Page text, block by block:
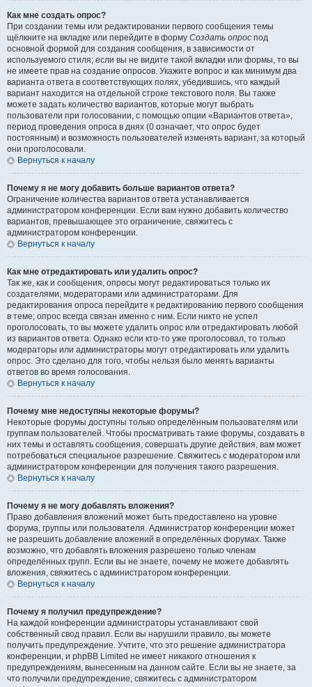
Как мне создать опрос?
При создании темы или редактировании первого сообщения темы
щёлкните на вкладке или перейдите в форму Создать опрос под
основной формой для создания сообщения, в зависимости от
используемого стиля; если вы не видите такой вкладки или формы, то вы
не имеете прав на создание опросов. Укажите вопрос и как минимум два
варианта ответа в соответствующих полях, убедившись, что каждый
вариант находится на отдельной строке текстового поля. Вы также
можете задать количество вариантов, которые могут выбрать
пользователи при голосовании, с помощью опции «Вариантов ответа»,
период проведения опроса в днях (0 означает, что опрос будет
постоянным) и возможность пользователей изменять вариант, за который
они проголосовали.
Вернуться к началу
Почему я не могу добавить больше вариантов ответа?
Ограничение количества вариантов ответа устанавливается
администратором конференции. Если вам нужно добавить количество
вариантов, превышающее это ограничение, свяжитесь с
администратором конференции.
Вернуться к началу
Как мне отредактировать или удалить опрос?
Так же, как и сообщения, опросы могут редактироваться только их
создателями, модераторами или администраторами. Для
редактирования опроса перейдите к редактированию первого сообщения
в теме; опрос всегда связан именно с ним. Если никто не успел
проголосовать, то вы можете удалить опрос или отредактировать любой
из вариантов ответа. Однако если кто-то уже проголосовал, то только
модераторы или администраторы могут отредактировать или удалить
опрос. Это сделано для того, чтобы нельзя было менять варианты
ответов во время голосования.
Вернуться к началу
Почему мне недоступны некоторые форумы?
Некоторые форумы доступны только определённым пользователям или
группам пользователей. Чтобы просматривать такие форумы, создавать в
них темы и оставлять сообщения, совершать другие действия, вам может
потребоваться специальное разрешение. Свяжитесь с модератором или
администратором конференции для получения такого разрешения.
Вернуться к началу
Почему я не могу добавлять вложения?
Право добавления вложений может быть предоставлено на уровне
форума, группы или пользователя. Администратор конференции может
не разрешить добавление вложений в определённых форумах. Также
возможно, что добавлять вложения разрешено только членам
определённых групп. Если вы не знаете, почему не можете добавлять
вложения, свяжитесь с администратором конференции.
Вернуться к началу
Почему я получил предупреждение?
На каждой конференции администраторы устанавливают свой
собственный свод правил. Если вы нарушили правило, вы можете
получить предупреждение. Учтите, что это решение администратора
конференции, и phpBB Limited не имеет никакого отношения к
предупреждениям, вынесенным на данном сайте. Если вы не знаете, за
что получили предупреждение, свяжитесь с администратором